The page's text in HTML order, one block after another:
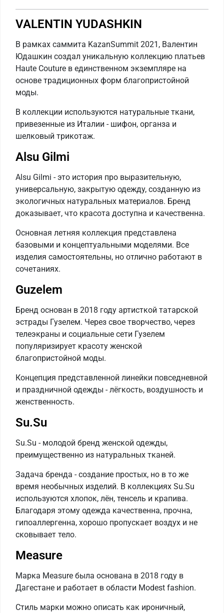
VALENTIN YUDASHKIN
В рамках саммита KazanSummit 2021, Валентин
Юдашкин создал уникальную коллекцию платьев
Haute Couture в единственном экземпляре на
основе традиционных форм благопристойной
моды.
В коллекции используются натуральные ткани,
привезенные из Италии - шифон, органза и
шелковый трикотаж.
Alsu Gilmi
Alsu Gilmi - это история про выразительную,
универсальную, закрытую одежду, созданную из
экологичных натуральных материалов. Бренд
доказывает, что красота доступна и качественна.
Основная летняя коллекция представлена
базовыми и концептуальными моделями. Все
изделия самостоятельны, но отлично работают в
сочетаниях.
Guzelem
Бренд основан в 2018 году артисткой татарской
эстрады Гузелем. Через свое творчество, через
телеэкраны и социальные сети Гузелем
популяризирует красоту женской
благопристойной моды.
Концепция представленной линейки повседневной
и праздничной одежды - лёгкость, воздушность и
женственность.
Su.Su
Su.Su - молодой бренд женской одежды,
преимущественно из натуральных тканей.
Задача бренда - создание простых, но в то же
время необычных изделий. В коллекциях Su.Su
используются хлопок, лён, тенсель и крапива.
Благодаря этому одежда качественна, прочна,
гипоаллергенна, хорошо пропускает воздух и не
сковывает тело.
Measure
Марка Measure была основана в 2018 году в
Дагестане и работает в области Modest fashion.
Стиль марки можно описать как ироничный,